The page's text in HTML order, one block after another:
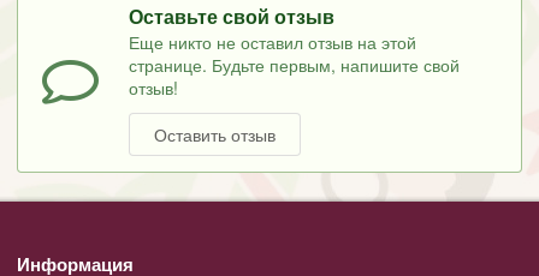
Оставьте свой отзыв
Еще никто не оставил отзыв на этой
странице. Будьте первым, напишите свой
отзыв!
Оставить отзыв
Информация